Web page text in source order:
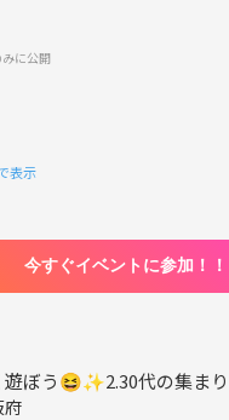
に公開
表示
今すぐイベントに参加！！
遊ぼう😆✨2.30代の集ま
府